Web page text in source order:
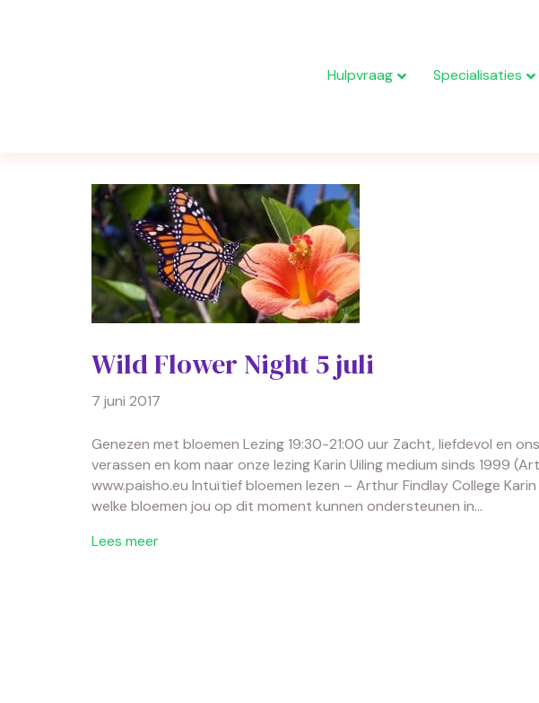
Hulpvraag Specialisaties
Wild Flower Night 5 juli
7 juni 2017
Genezen met bloemen Lezing 19:30-21:00 uur Zacht, liefdevol en
verassen en kom naar onze lezing Karin Uiling medium sinds 1999
www.paisho.eu Intuïtief bloemen lezen – Arthur Findlay College
welke bloemen jou op dit moment kunnen ondersteunen in…
Lees meer